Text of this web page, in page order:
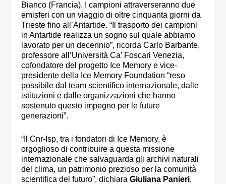
Bianco (Francia). I campioni attraverseranno due
emisferi con un viaggio di oltre cinquanta giorni da
Trieste fino all’Antartide. “Il trasporto dei campioni
in Antartide realizza un sogno sul quale abbiamo
lavorato per un decennio”, ricorda Carlo Barbante,
professore all’Università Ca’ Foscari Venezia,
cofondatore del progetto Ice Memory e vice-
presidente della Ice Memory Foundation “reso
possibile dal team scientifico internazionale, dalle
istituzioni e dalle organizzazioni che hanno
sostenuto questo impegno per le future
generazioni”.
“Il Cnr-Isp, tra i fondatori di Ice Memory, è
orgoglioso di contribuire a questa missione
internazionale che salvaguarda gli archivi naturali
del clima, un patrimonio prezioso per la comunità
scientifica del futuro”, dichiaraGiuliana Panieri,